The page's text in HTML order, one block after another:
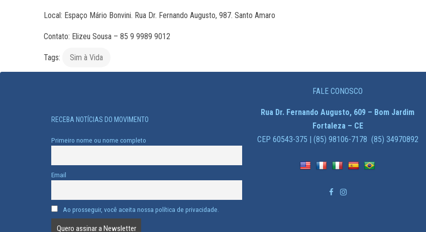
Local: Espaço Mário Bonvini. Rua Dr. Fernando Augusto, 987. Santo Amaro
Contato: Elizeu Sousa – 85 9 9989 9012
Tags: Sim à Vida
RECEBA NOTÍCIAS DO MOVIMENTO
Primeiro nome ou nome completo
Email
Ao prosseguir, você aceita nossa política de privacidade.
FALE CONOSCO
Rua Dr. Fernando Augusto, 609 – Bom Jardim
Fortaleza – CE
CEP 60543-375 | (85) 98106-7178 (85) 34970892